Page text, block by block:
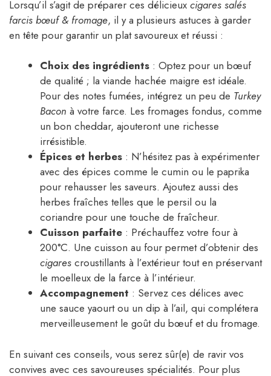
Lorsqu’il s’agit de préparer ces délicieux cigares salés
farcis bœuf & fromage, il y a plusieurs astuces à garder
en tête pour garantir un plat savoureux et réussi :
Choix des ingrédients : Optez pour un bœuf
de qualité ; la viande hachée maigre est idéale.
Pour des notes fumées, intégrez un peu de Turkey
Bacon à votre farce. Les fromages fondus, comme
un bon cheddar, ajouteront une richesse
irrésistible.
Épices et herbes : N’hésitez pas à expérimenter
avec des épices comme le cumin ou le paprika
pour rehausser les saveurs. Ajoutez aussi des
herbes fraîches telles que le persil ou la
coriandre pour une touche de fraîcheur.
Cuisson parfaite : Préchauffez votre four à
200°C. Une cuisson au four permet d’obtenir des
cigares croustillants à l’extérieur tout en préservant
le moelleux de la farce à l’intérieur.
Accompagnement : Servez ces délices avec
une sauce yaourt ou un dip à l’ail, qui complétera
merveilleusement le goût du bœuf et du fromage.
En suivant ces conseils, vous serez sûr(e) de ravir vos
convives avec ces savoureuses spécialités. Pour plus